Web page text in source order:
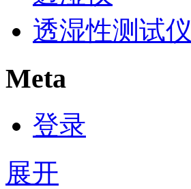
透湿性测试仪
Meta
登录
展开